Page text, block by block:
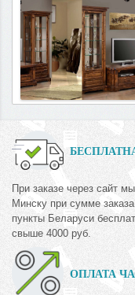
При заказе через сайт
Минску при сумме
пункты Беларуси
свыше 4000 руб.
ОПЛАТА